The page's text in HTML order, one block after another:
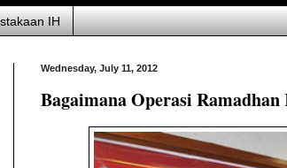
IH
Wednesday, July 11, 2012
Bagaimana Operasi Ramadhan